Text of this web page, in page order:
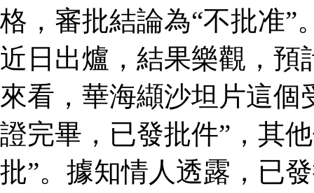
格，審批結論為“不批准”
近日出爐，結果樂觀，預
來看，華海纈沙坦片這個
證完畢，已發批件”，其
批”。據知情人透露，已